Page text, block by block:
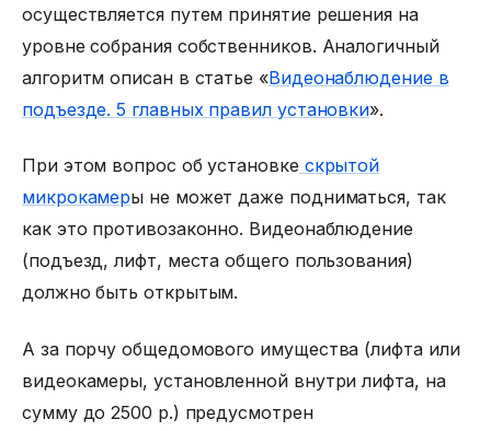
осуществляется путем принятие решения на
уровне собрания собственников. Аналогичный
алгоритм описан в статье «Видеонаблюдение в
подъезде. 5 главных правил установки».
При этом вопрос об установке скрытой
микрокамеры не может даже подниматься, так
как это противозаконно. Видеонаблюдение
(подъезд,лифт, места общего пользования)
должно быть открытым.
А за порчу общедомового имущества (лифта или
видеокамеры, установленной внутри лифта, на
сумму до 2500 р.) предусмотрен